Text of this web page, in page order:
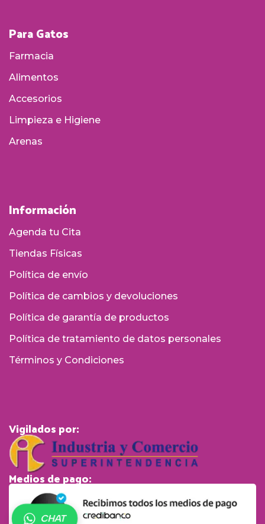
Para Gatos
Farmacia
Alimentos
Accesorios
Limpieza e Higiene
Arenas
Información
Agenda tu Cita
Tiendas Físicas
Política de envío
Política de cambios y devoluciones
Política de garantía de productos
Política de tratamiento de datos personales
Términos y Condiciones
Vigilados por:
Medios de pago:
CHAT